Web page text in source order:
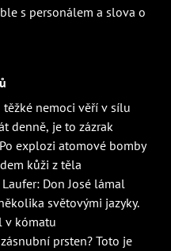
s personálem a slova o
nemoci věří v sílu
denně, je to zázrak
explozi atomové bomby
kůži z těla
Don José lámal
světovými jazyky.
v kómatu
prsten? Toto je